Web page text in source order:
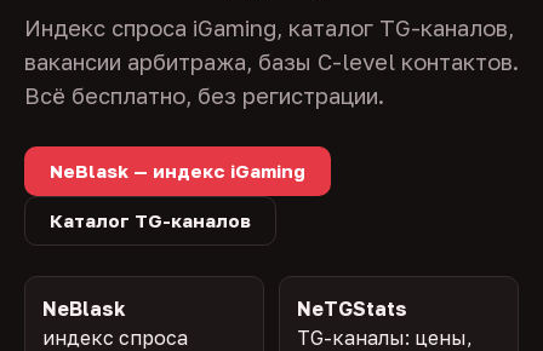
Индекс спроса iGaming, каталог TG-каналов,
вакансии арбитража, базы C-level контактов.
Всё бесплатно, без регистрации.
NeBlask — индекс iGaming
Каталог TG-каналов
NeBlask
индекс спроса
NeTGStats
TG-каналы: цены,